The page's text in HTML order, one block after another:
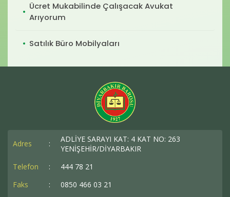
Ücret Mukabilinde Çalışacak Avukat
Arıyorum
Satılık Büro Mobilyaları
Adres :
ADLİYE SARAYI KAT: 4 KAT NO: 263
YENİŞEHİR/DİYARBAKIR
Telefon
:
444 78 21
Faks
:
0850 466 03 21